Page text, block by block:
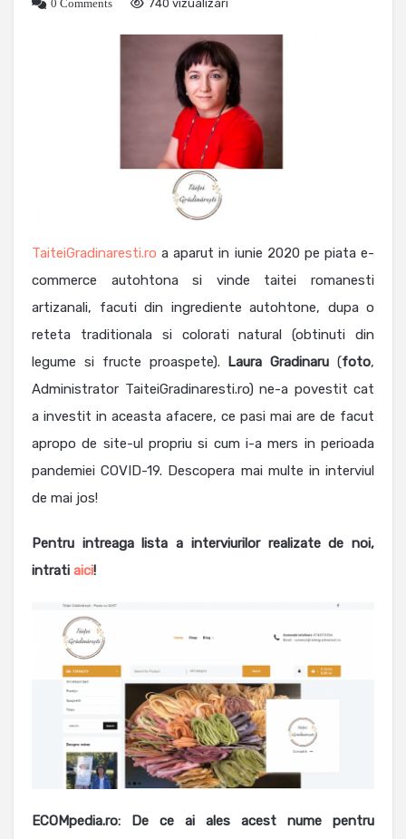
0 Comments
740 vizualizari
TaiteiGradinaresti.ro a aparut in iunie 2020 pe piata e-
commerce autohtona si vinde taitei romanesti
artizanali, facuti din ingrediente autohtone, dupa o
reteta traditionala si colorati natural (obtinuti din
legume si fructe proaspete). Laura Gradinaru(foto,
Administrator TaiteiGradinaresti.ro) ne-a povestit cat
a investit in aceasta afacere, ce pasi mai are de facut
apropo de site-ul propriu si cum i-a mers in perioada
pandemiei COVID-19. Descopera mai multe in interviul
de mai jos!
Pentru intreaga lista a interviurilor realizate de noi,
intrati aici!
ECOMpedia.ro: De ce ai ales acest nume pentru